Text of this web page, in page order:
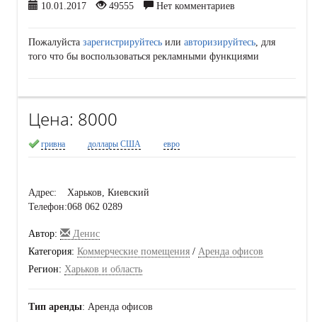
10.01.2017 49555 Нет комментариев
Пожалуйста зарегистрируйтесь или авторизируйтесь, для
того что бы воспользоваться рекламными функциями
Цена: 8000
гривна доллары США евро
Адрес:
Харьков, Киевский
Телефон:068 062 0289
Автор:
Денис
Категория: Коммерческие помещения / Аренда офисов
Регион: Харьков и область
Тип аренды: Аренда офисов